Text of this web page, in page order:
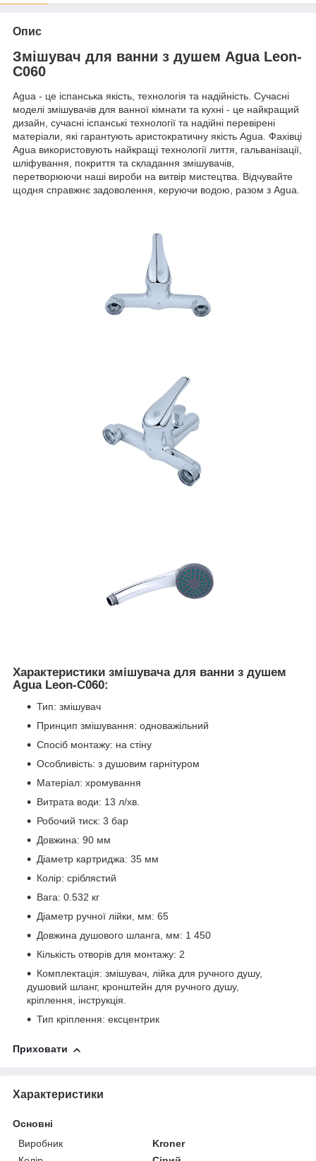
Опис
Змішувач для ванни з душем Agua Leon-
C060
Agua - це іспанська якість, технологія та надійність. Сучасні
моделі змішувачів для ванної кімнати та кухні - це найкращий
дизайн, сучасні іспанські технології та надійні перевірені
матеріали, які гарантують аристократичну якість Agua. Фахівці
Agua використовують найкращі технології лиття, гальванізації,
шліфування, покриття та складання змішувачів,
перетворюючи наші вироби на витвір мистецтва. Відчувайте
щодня справжнє задоволення, керуючи водою, разом з Agua.
Характеристики змішувача для ванни з душем
Agua Leon-C060:
Тип: змішувач
Принцип змішування: одноважільний
Спосіб монтажу: на стіну
Особливість: з душовим гарнітуром
Матеріал: хромування
Витрата води: 13 л/хв.
Робочий тиск: 3 бар
Довжина: 90 мм
Діаметр картриджа: 35 мм
Колір: сріблястий
Вага: 0.532 кг
Діаметр ручної лійки, мм: 65
Довжина душового шланга, мм: 1 450
Кількість отворів для монтажу: 2
Комплектація: змішувач, лійка для ручного душу,
душовий шланг, кронштейн для ручного душу,
кріплення, інструкція.
Тип кріплення: ексцентрик
Приховати
Характеристики
Основні
Виробник
Kroner